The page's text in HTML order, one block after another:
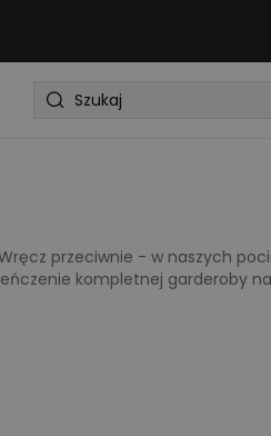
przeciwnie - w naszych
kompletnej garderoby